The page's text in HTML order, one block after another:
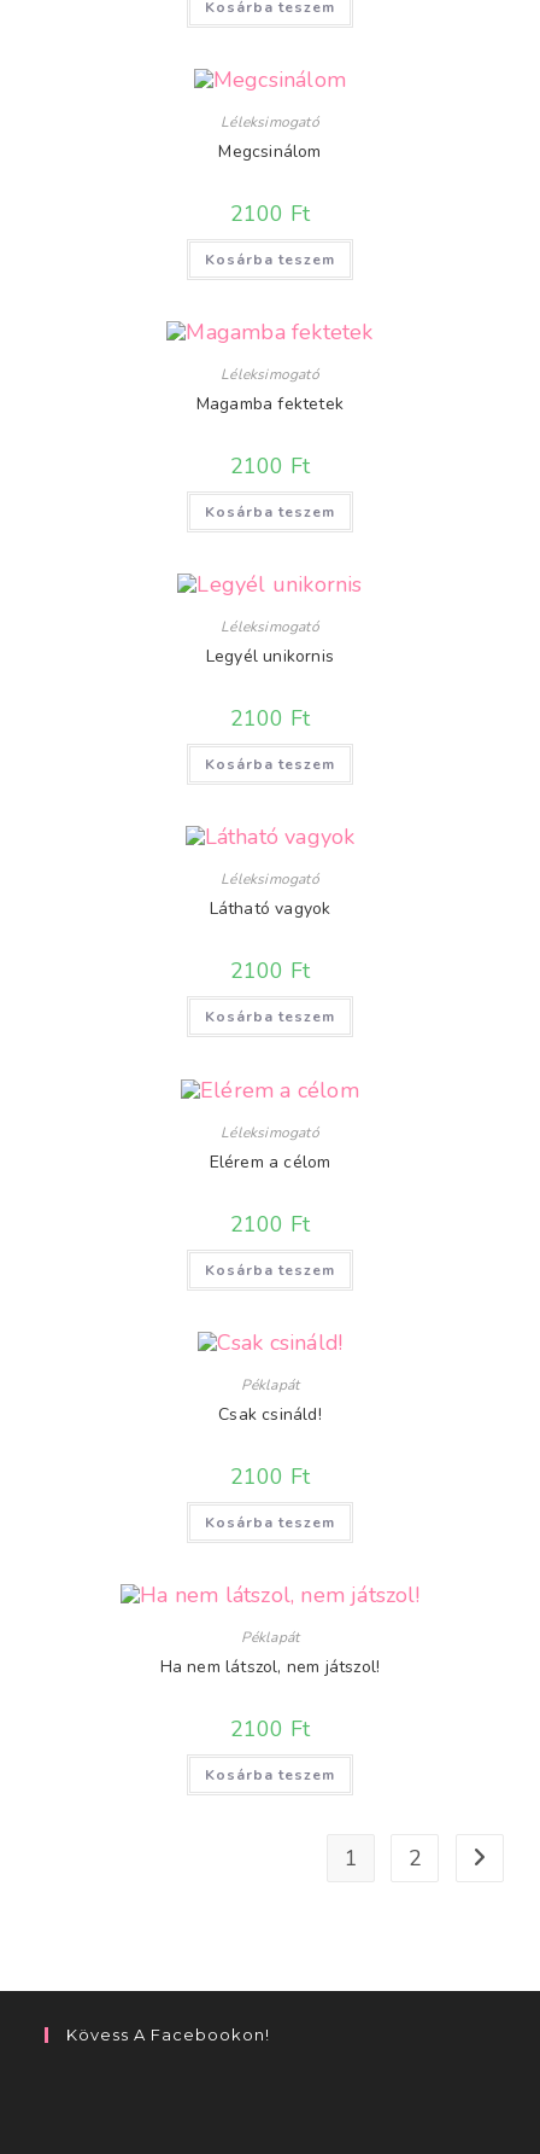
Kosárba teszem
Léleksimogató
Megcsinálom
2100 Ft
Kosárba teszem
Léleksimogató
Magamba fektetek
2100 Ft
Kosárba teszem
Léleksimogató
Legyél unikornis
2100 Ft
Kosárba teszem
Léleksimogató
Látható vagyok
2100 Ft
Kosárba teszem
Léleksimogató
Elérem a célom
2100 Ft
Kosárba teszem
Péklapát
Csak csináld!
2100 Ft
Kosárba teszem
Péklapát
Ha nem látszol, nem játszol!
2100 Ft
Kosárba teszem
1 2
Kövess A Facebookon!